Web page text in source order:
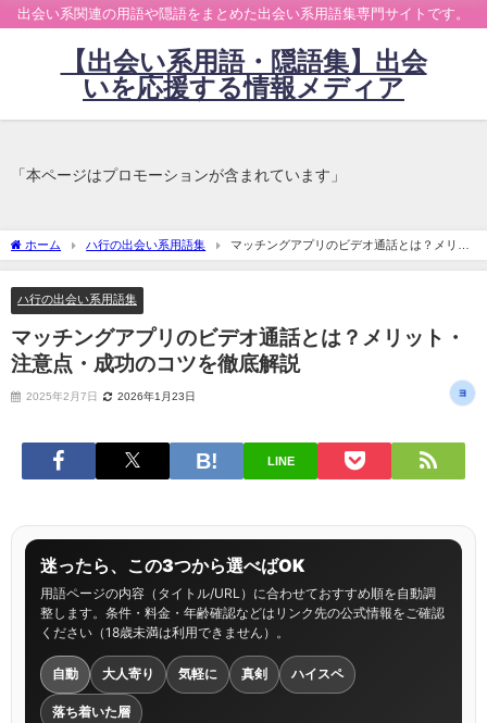
出会い系関連の用語や隠語をまとめた出会い系用語集専門サイトです。
【出会い系用語・隠語集】出会
いを応援する情報メディア
「本ページはプロモーションが含まれています」
ホーム ハ行の出会い系用語集
マッチングアプリのビデオ通話とは？メリッ
ト・注意点・成功のコツを徹底解説
ハ行の出会い系用語集
マッチングアプリのビデオ通話とは？メリット・
注意点・成功のコツを徹底解説
2025年2月7日 2026年1月23日
LINE
迷ったら、この3つから選べばOK
用語ページの内容（タイトル/URL）に合わせておすすめ順を自動調
整します。条件・料金・年齢確認などはリンク先の公式情報をご確認
ください（18歳未満は利用できません）。
自動 大人寄り 気軽に 真剣 ハイスペ
落ち着いた層